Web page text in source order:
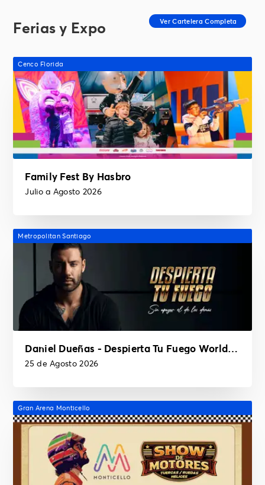
Ferias y Expo
Cenco Florida
Family Fest By Hasbro
Julio a Agosto 2026
Metropolitan Santiago
Daniel Dueñas - Despierta Tu Fuego World Tour
25 de Agosto 2026
Gran Arena Monticello